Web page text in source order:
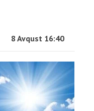
8 Avqust 16:40